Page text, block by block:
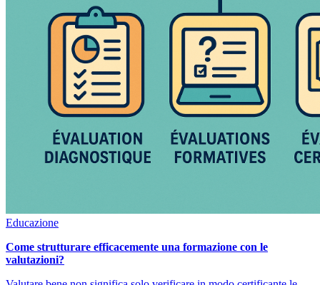
Educazione
Come strutturare efficacemente una formazione con le
valutazioni?